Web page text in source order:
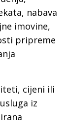
nabava
imovine,
pripreme
cijeni ili
iz